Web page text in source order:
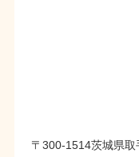
〒300-1514茨城県取